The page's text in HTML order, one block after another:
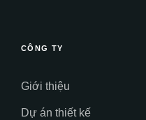
CÔNG TY
Giới thiệu
Dự án thiết kế